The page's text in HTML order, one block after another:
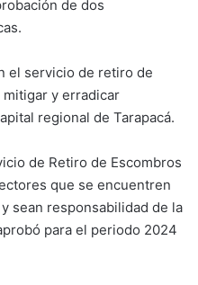
de dos
el servicio de retiro de
y erradicar
regional de Tarapacá.
de Retiro de Escombros
que se encuentren
sean responsabilidad de la
para el periodo 2024